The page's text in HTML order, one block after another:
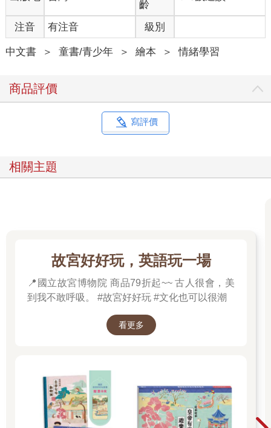
齡
注音 有注音 級別
中文書 ＞ 童書/青少年 ＞ 繪本 ＞ 情緒學習
商品評價
寫評價
相關主題
故宮好好玩，英語玩一場
📍國立故宮博物院 商品79折起~~ 古人很會，美
到我不敢呼吸。 #故宮好好玩 #文化也可以很潮
看更多